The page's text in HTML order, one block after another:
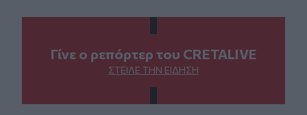
Γίνε ο ρεπόρτερ του CRETALIVE
ΣΤΕΊΛΕ ΤΗΝ ΕΊΔΗΣΗ